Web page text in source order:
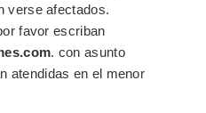
y te
la Torre (Málaga,
verse afectados.
favor escriban
. con asunto
atendidas en el menor